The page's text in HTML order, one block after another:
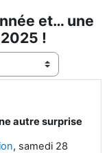
et… une
!
autre surprise
, samedi 28